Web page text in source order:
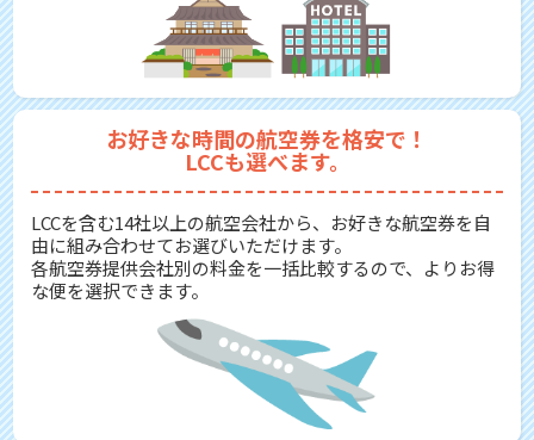
お好きな時間の航空券を格安で！
LCCも選べます。
LCCを含む14社以上の航空会社から、お好きな航空券を自
由に組み合わせてお選びいただけます。
各航空券提供会社別の料金を一括比較するので、よりお得
な便を選択できます。